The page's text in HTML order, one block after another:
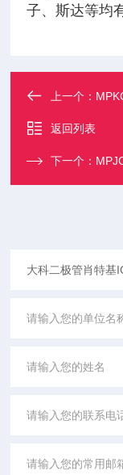
子、斯达等均
上一个：
返回列表
下一个：